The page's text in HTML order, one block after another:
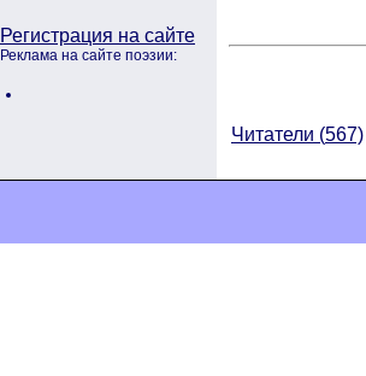
Регистрация на сайте
Реклама на сайте поэзии:
Читатели (567)